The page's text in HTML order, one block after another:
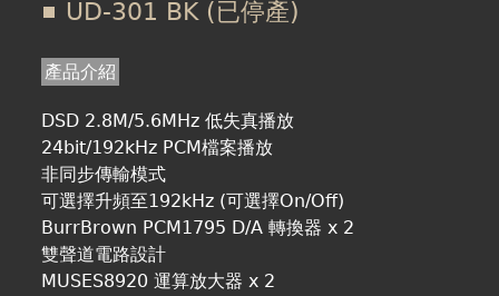
UD-301 BK (已停產)
產品介紹
DSD 2.8M/5.6MHz 低失真播放
24bit/192kHz PCM檔案播放
非同步傳輸模式
可選擇升頻至192kHz (可選擇On/Off)
BurrBrown PCM1795 D/A 轉換器 x 2
雙聲道電路設計
MUSES8920 運算放大器 x 2